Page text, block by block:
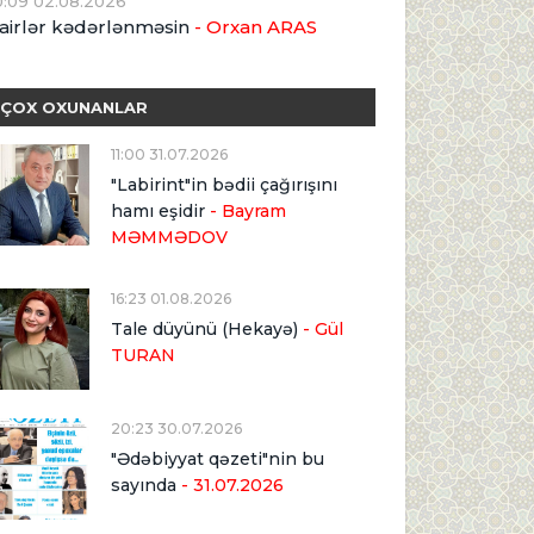
kədərlənməsin - Orxan ARAS
ÇOX OXUNANLAR
11:00 31.07.2026
"Labirint"in bədii çağırışını
hamı eşidir - Bayram
MƏMMƏDOV
16:23 01.08.2026
Tale düyünü (Hekayə) - Gül
TURAN
20:23 30.07.2026
"Ədəbiyyat qəzeti"nin bu
sayında - 31.07.2026